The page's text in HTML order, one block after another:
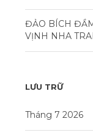
ĐẢO BÍCH
VỊNH NHA
LƯU TRỮ
Tháng 7 2026